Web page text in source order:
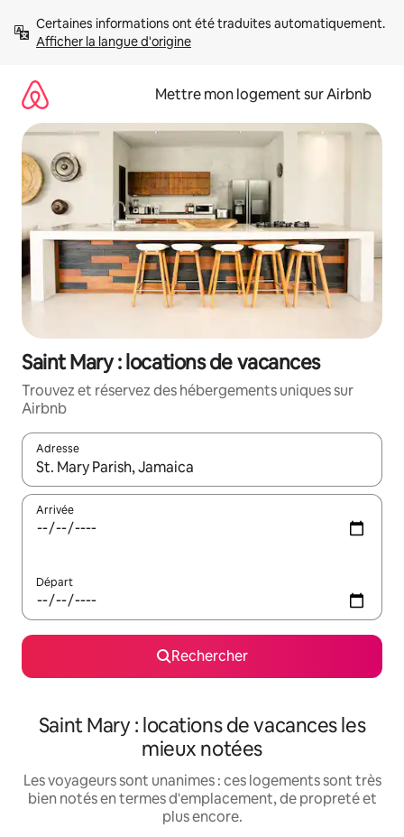
directement
Afficher la langue d'origine
Mettre mon logement sur Airbnb
Saint Mary : locations de vacances
Trouvez et réservez des hébergements uniques sur
Airbnb
Adresse
Lorsque les résultats s'affichent, utilisez les flèches vers le
Arrivée
Départ
Rechercher
Saint Mary : locations de vacances les
mieux notées
Les voyageurs sont unanimes : ces logements sont très
bien notés en termes d'emplacement, de propreté et
plus encore.